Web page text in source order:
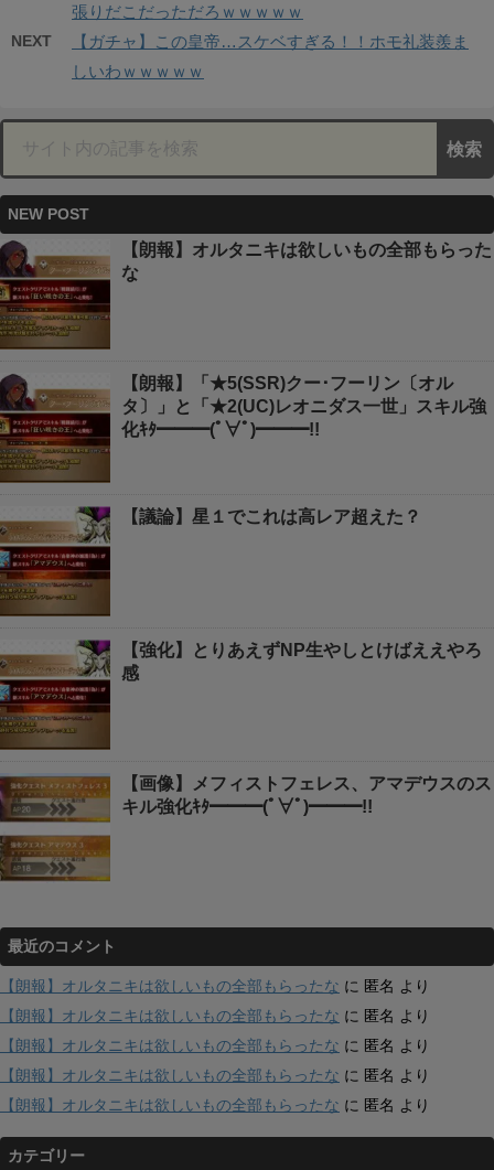
張りだこだっただろｗｗｗｗｗ
NEXT
【ガチャ】この皇帝…スケベすぎる！！ホモ礼装羨ま
しいわｗｗｗｗｗ
NEW POST
【朗報】オルタニキは欲しいもの全部もらった
な
【朗報】「★5(SSR)クー･フーリン〔オル
タ〕」と「★2(UC)レオニダス一世」スキル強
化ｷﾀ━━━(ﾟ∀ﾟ)━━━!!
【議論】星１でこれは高レア超えた？
【強化】とりあえずNP生やしとけばええやろ
感
【画像】メフィストフェレス、アマデウスのス
キル強化ｷﾀ━━━(ﾟ∀ﾟ)━━━!!
最近のコメント
【朗報】オルタニキは欲しいもの全部もらったな に 匿名 より
【朗報】オルタニキは欲しいもの全部もらったな に 匿名 より
【朗報】オルタニキは欲しいもの全部もらったな に 匿名 より
【朗報】オルタニキは欲しいもの全部もらったな に 匿名 より
【朗報】オルタニキは欲しいもの全部もらったな に 匿名 より
カテゴリー